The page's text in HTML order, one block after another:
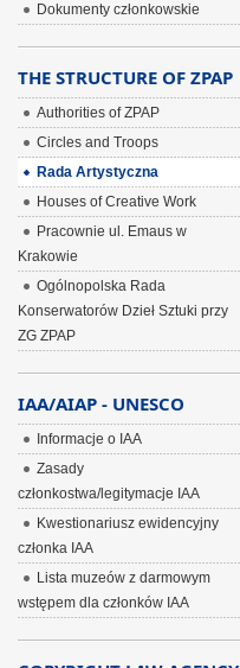
Dokumenty członkowskie
THE STRUCTURE OF ZPAP
Authorities of ZPAP
Circles and Troops
Rada Artystyczna
Houses of Creative Work
Pracownie ul. Emaus w
Krakowie
Ogólnopolska Rada
Konserwatorów Dzieł Sztuki przy
ZG ZPAP
IAA/AIAP - UNESCO
Informacje o IAA
Zasady
członkostwa/legitymacje IAA
Kwestionariusz ewidencyjny
członka IAA
Lista muzeów z darmowym
wstępem dla członków IAA